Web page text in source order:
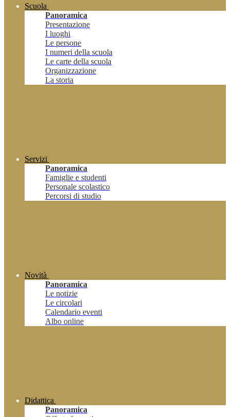
Scuola
Panoramica
Presentazione
I luoghi
Le persone
I numeri della scuola
Le carte della scuola
Organizzazione
La storia
Servizi
Panoramica
Famiglie e studenti
Personale scolastico
Percorsi di studio
Novità
Panoramica
Le notizie
Le circolari
Calendario eventi
Albo online
Didattica
Panoramica